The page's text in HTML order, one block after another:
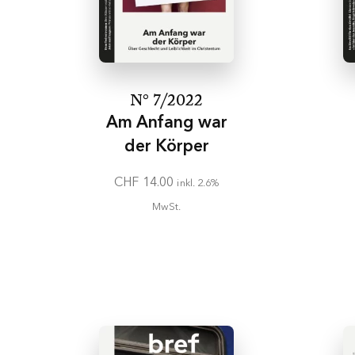
N° 7/2022
Am Anfang war
der Körper
CHF 14.00 inkl. 2.6%
MwSt.
Das bref
Technische
Ich kündige
Umstellung
Nur Benutzer